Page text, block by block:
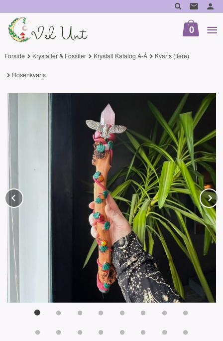
til
innholdet
0
Forside Krystaller & Fossiler Krystall Katalog A-Å Kvarts (flere)
Rosenkvarts
Prev